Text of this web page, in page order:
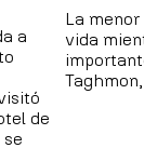
a
de
se
La
vida